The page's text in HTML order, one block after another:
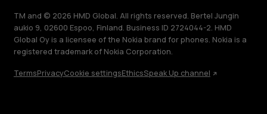
TM and © 2026 HMD Global. All rights reserved. Bertel Jungin
aukio 9, 02600 Espoo, Finland. Business ID 2724044-2. HMD
Global Oy is a licensee of the Nokia brand for phones. Nokia is a
registered trademark of Nokia Corporation.
TermsPrivacyCookie settingsEthicsSpeak Up channel